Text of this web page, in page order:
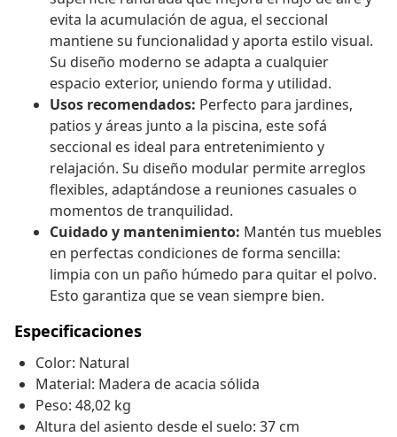
evita la acumulación de agua, el seccional
mantiene su funcionalidad y aporta estilo visual.
Su diseño moderno se adapta a cualquier
espacio exterior, uniendo forma y utilidad.
Usos recomendados: Perfecto para jardines,
patios y áreas junto a la piscina, este sofá
seccional es ideal para entretenimiento y
relajación. Su diseño modular permite arreglos
flexibles, adaptándose a reuniones casuales o
momentos de tranquilidad.
Cuidado y mantenimiento: Mantén tus muebles
en perfectas condiciones de forma sencilla:
limpia con un paño húmedo para quitar el polvo.
Esto garantiza que se vean siempre bien.
Especificaciones
Color: Natural
Material: Madera de acacia sólida
Peso: 48,02 kg
Altura del asiento desde el suelo: 37 cm